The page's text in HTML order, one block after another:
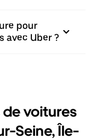
pour
avec Uber ?
voitures
Seine, Île-